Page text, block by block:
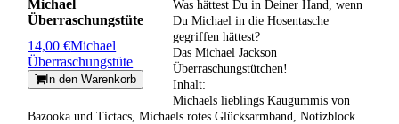
Michael
Überraschungstüte
14,00 €Michael
Überraschungstüte
In den Warenkorb
Was hättest Du in Deiner Hand, wenn
Du Michael in die Hosentasche
gegriffen hättest?
Das Michael Jackson
Überraschungstütchen!
Inhalt:
Michaels lieblings Kaugummis von
Bazooka und Tictacs, Michaels rotes Glücksarmband, Notizblock